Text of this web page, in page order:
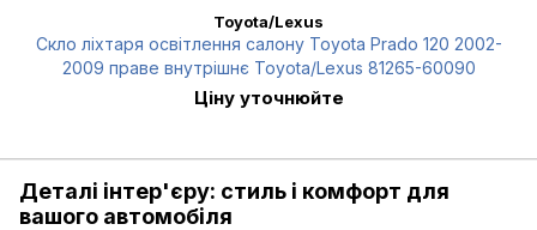
Toyota/Lexus
Скло ліхтаря освітлення салону Toyota Prado 120 2002-
2009 праве внутрішнє Toyota/Lexus 81265-60090
Ціну уточнюйте
Деталі інтер'єру: стиль і комфорт для
вашого автомобіля